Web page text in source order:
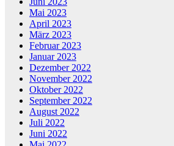
Mai 2023
April 2023
März 2023
Februar 2023
Januar 2023
Dezember 2022
November 2022
Oktober 2022
September 2022
August 2022
Juli 2022
Juni 2022